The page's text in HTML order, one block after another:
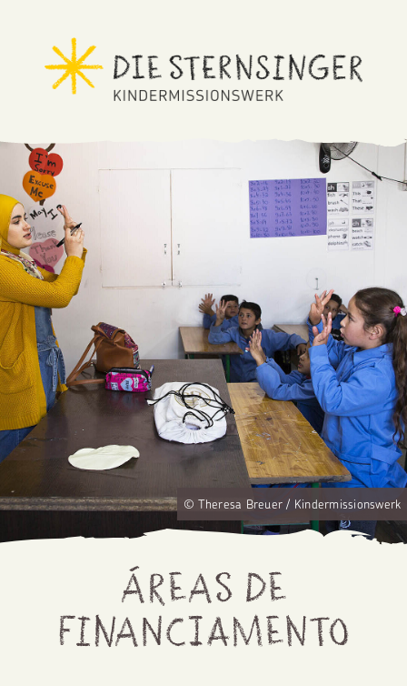
Áreas de
financiamento
© Theresa Breuer / Kindermissionswerk